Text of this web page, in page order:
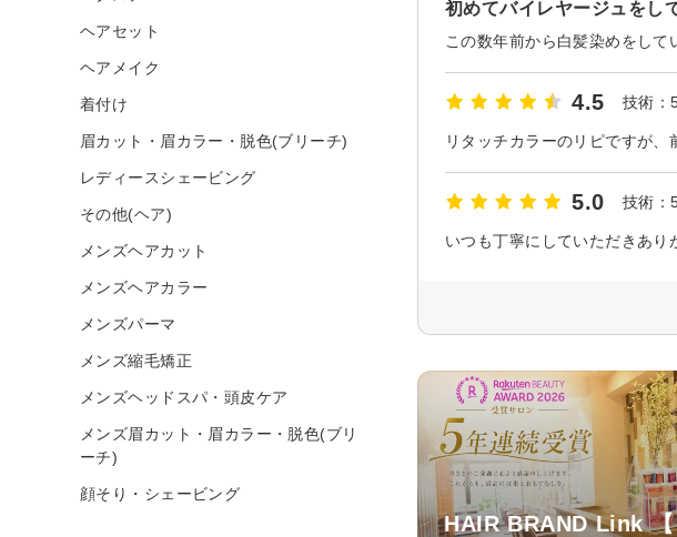
初めてバイレヤージュをし
4.5 技術：
5.0 技術：
いつも丁寧にしていただきあり
HAIR BRAND Link
ヘアセット
ヘアメイク
着付け
眉カット・眉カラー・脱色(ブリーチ)
レディースシェービング
その他(ヘア)
メンズヘアカット
メンズヘアカラー
メンズパーマ
メンズ縮毛矯正
メンズヘッドスパ・頭皮ケア
メンズ眉カット・眉カラー・脱色(ブリ
ーチ)
顔そり・シェービング